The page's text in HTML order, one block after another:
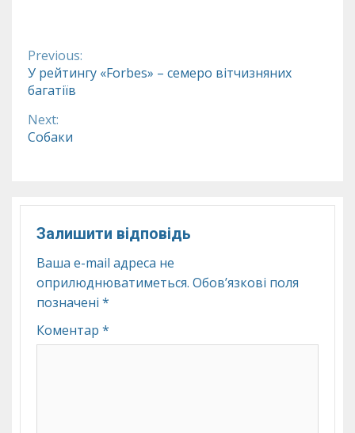
Continue
Reading
Previous:
У рейтингу «Forbes» – семеро вітчизняних
багатіїв
Next:
Собаки
Залишити відповідь
Ваша e-mail адреса не
оприлюднюватиметься. Обов’язкові поля
позначені *
Коментар *